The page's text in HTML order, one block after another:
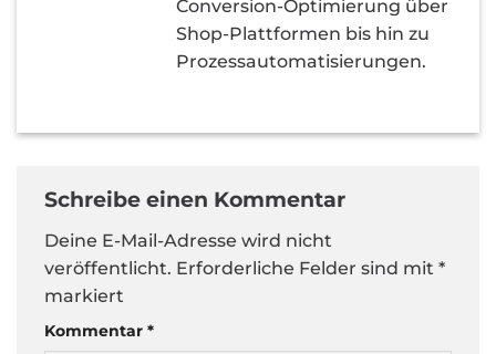
Conversion-Optimierung über
Shop-Plattformen bis hin zu
Prozessautomatisierungen.
Schreibe einen Kommentar
Deine E-Mail-Adresse wird nicht
veröffentlicht. Erforderliche Felder sind mit *
markiert
Kommentar *